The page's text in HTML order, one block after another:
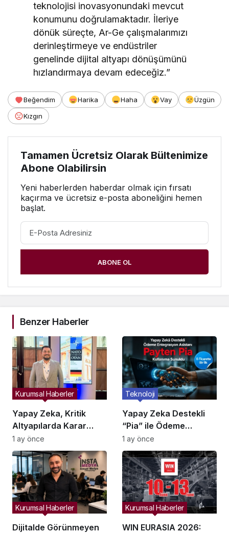
teknolojisi inovasyonundaki mevcut
konumunu doğrulamaktadır. İleriye
dönük süreçte, Ar-Ge çalışmalarımızı
derinleştirmeye ve endüstriler
genelinde dijital altyapı dönüşümünü
hızlandırmaya devam edeceğiz.”
Beğendim Harika Haha Vay
Üzgün
Kızgın
Tamamen Ücretsiz Olarak Bültenimize
Abone Olabilirsin
Yeni haberlerden haberdar olmak için fırsatı
kaçırma ve ücretsiz e-posta aboneliğini hemen
başlat.
ABONE OL
Benzer Haberler
Yapay Zeka, Kritik
Altyapılarda Karar
Alma Süreçlerini
Yeniden Şekillendiriyor
Kurumsal Haberler
1 ay önce
Yapay Zeka Destekli
“Pia” ile Ödeme
Entegrasyonları
Hızlanıyor mu?
Teknoloji
1 ay önce
Dijitalde Görünmeyen
Kurumsal Haberler
WIN EURASIA 2026:
Kurumsal Haberler